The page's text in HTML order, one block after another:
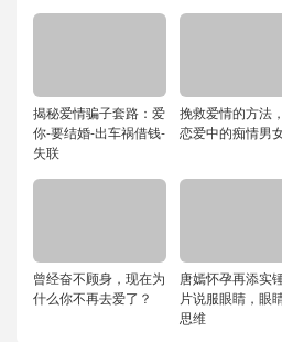
揭秘爱情骗子套路：爱
你-要结婚-出车祸借钱-
失联
挽救爱情的方法
恋爱中的痴情男
曾经奋不顾身，现在为
什么你不再去爱了？
唐嫣怀孕再添实
片说服眼睛，眼
思维